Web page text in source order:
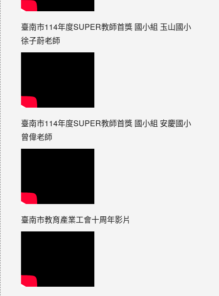
臺南市114年度SUPER教師首獎 國小組 玉山國小
徐子蔚老師
臺南市114年度SUPER教師首獎 國小組 安慶國小
曾偉老師
臺南市教育產業工會十周年影片